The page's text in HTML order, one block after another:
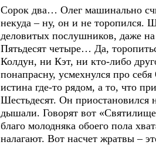
Сорок два… Олег машинально
некуда – ну, он и не торопился.
деловитых послушников, даже
Пятьдесят четыре… Да,
Колдун, ни Кэт, ни кто-либо
понапрасну, усмехнулся про
истина где-то рядом, а то, что
Шестьдесят. Он
дышали. Говорят вот
благо молодняка обоего пола
налагают. Вот насчет жратвы –